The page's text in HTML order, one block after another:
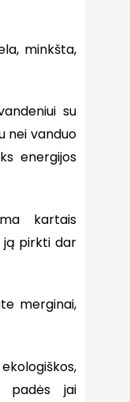
minkšta,
su
nei vanduo
energijos
kartais
ją pirkti dar
merginai,
padės jai